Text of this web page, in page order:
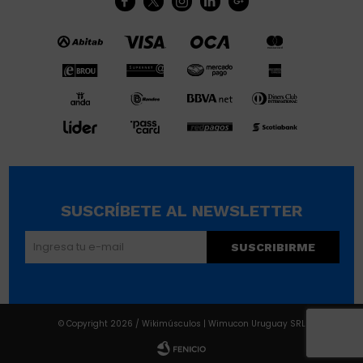
SUSCRÍBETE AL NEWSLETTER
SUSCRIBIRME
© Copyright 2026 / Wikimúsculos | Wimucon Uruguay SRL